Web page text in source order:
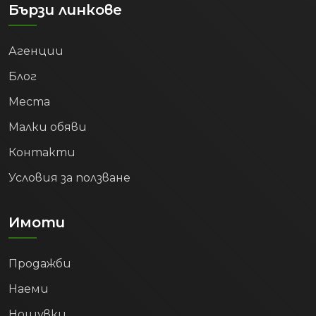
Бързи линкове
Агенции
Блог
Места
Малки обяви
Контакти
Условия за ползване
Имоти
Продажби
Наеми